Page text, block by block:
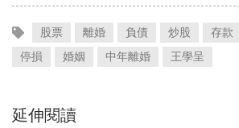
股票 離婚 負債 炒股 存款
停損
婚姻 中年離婚 王學呈
延伸閱讀